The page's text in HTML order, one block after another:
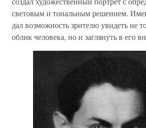
световым и тональным решением.
дал возможность зрителю увидеть не
облик человека, но и заглянуть в его